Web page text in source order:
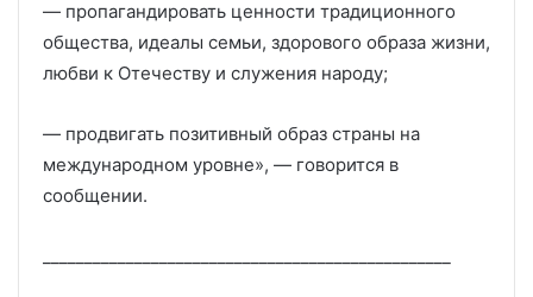
— пропагандировать ценности традиционного
общества, идеалы семьи, здорового образа жизни,
любви к Отечеству и служения народу;
— продвигать позитивный образ страны на
международном уровне», — говорится в
сообщении.